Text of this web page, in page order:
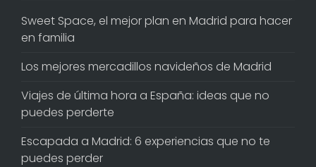
Sweet Space, el mejor plan en Madrid para hacer
en familia
Los mejores mercadillos navideños de Madrid
Viajes de última hora a España: ideas que no
puedes perderte
Escapada a Madrid: 6 experiencias que no te
puedes perder